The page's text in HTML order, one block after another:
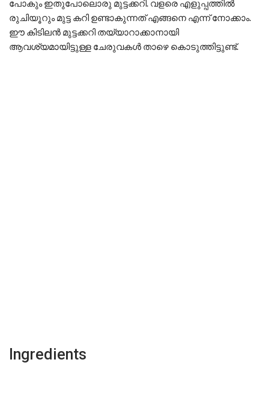
പോകും ഇതുപോലൊരു മുട്ടക്കറി. വളരെ എളുപ്പത്തിൽ
രുചിയൂറും മുട്ട കറി ഉണ്ടാകുന്നത് എങ്ങനെ എന്ന് നോക്കാം.
ഈ കിടിലൻ മുട്ടക്കറി തയ്യാറാക്കാനായി
ആവശ്യമായിട്ടുള്ള ചേരുവകൾ താഴെ കൊടുത്തിട്ടുണ്ട്.
Ingredients